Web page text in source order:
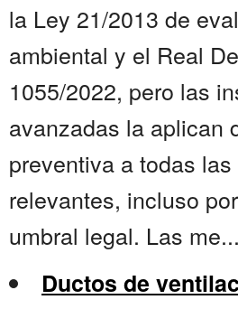
la Ley 21/2013 de
ambiental y el Real
1055/2022, pero las
avanzadas la aplican
preventiva a todas
relevantes, incluso
umbral legal. Las me...
Ductos de